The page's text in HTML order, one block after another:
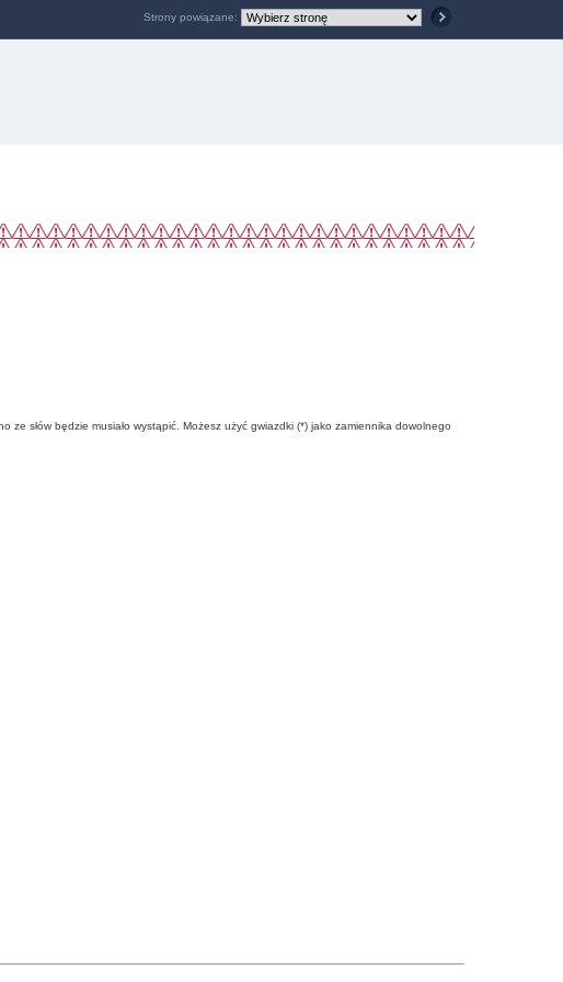
ze słów będzie musiało wystąpić. Możesz użyć gwiazdki (*) jako zamiennika dowolnego
Strony powiązane: